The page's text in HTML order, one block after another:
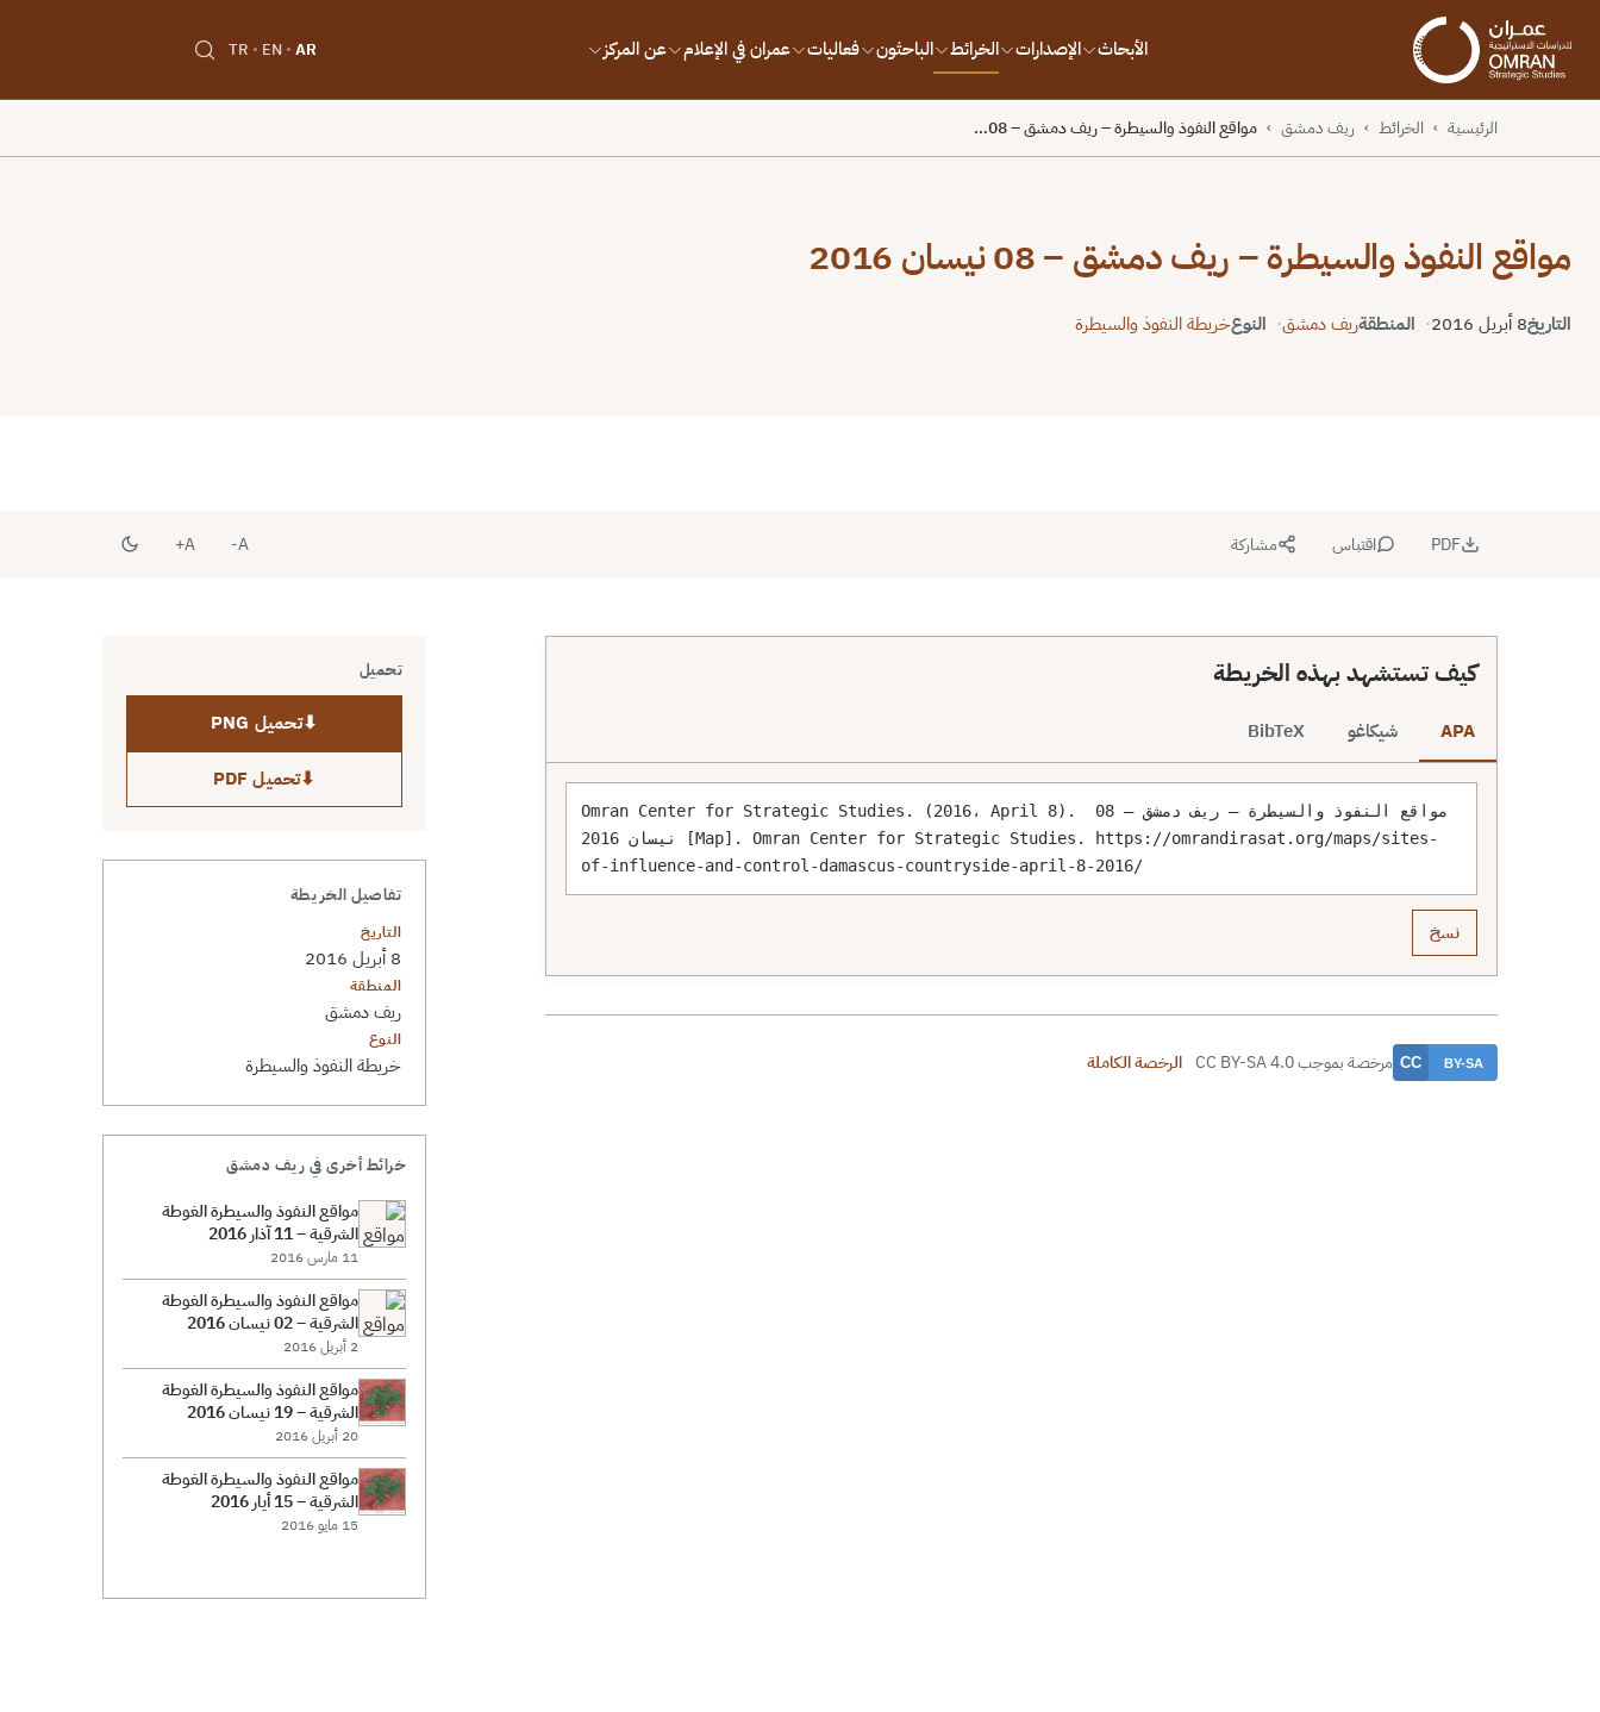
الأبحاث الإصدارات الخرائط الباحثون فعاليات عمران في الإعلام عن المركز AR
EN
TR
الرئيسية › الخرائط › ريف دمشق › مواقع النفوذ والسيطرة – ريف دمشق – 08…
مواقع النفوذ والسيطرة – ريف دمشق – 08 نيسان 2016
التاريخ8 أبريل 2016 المنطقةريف دمشق النوعخريطة النفوذ والسيطرة
PDF اقتباس مشاركة A-
A+
كيف تستشهد بهذه الخريطة
APA شيكاغو BibTeX
Omran Center for Strategic Studies. (2016، April 8). مواقع النفوذ والسيطرة – ريف دمشق – 08
نيسان 2016 [Map]. Omran Center for Strategic Studies. https://omrandirasat.org/maps/sites-
of-influence-and-control-damascus-countryside-april-8-2016/
نسخ
مرخصة بموجب CC BY-SA 4.0 الرخصة الكاملة
تحميل
⬇تحميل PNG
⬇تحميل PDF
تفاصيل الخريطة
التاريخ
8 أبريل 2016
المنطقة
ريف دمشق
النوع
خريطة النفوذ والسيطرة
خرائط أخرى في ريف دمشق
مواقع النفوذ والسيطرة الغوطة
الشرقية – 11 آذار 2016
11 مارس 2016
مواقع النفوذ والسيطرة الغوطة
الشرقية – 02 نيسان 2016
2 أبريل 2016
مواقع النفوذ والسيطرة الغوطة
الشرقية – 19 نيسان 2016
20 أبريل 2016
مواقع النفوذ والسيطرة الغوطة
الشرقية – 15 أيار 2016
15 مايو 2016